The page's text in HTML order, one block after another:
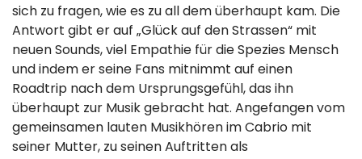
sich zu fragen, wie es zu all dem überhaupt kam. Die
Antwort gibt er auf „Glück auf den Strassen“ mit
neuen Sounds, viel Empathie für die Spezies Mensch
und indem er seine Fans mitnimmt auf einen
Roadtrip nach dem Ursprungsgefühl, das ihn
überhaupt zur Musik gebracht hat. Angefangen vom
gemeinsamen lauten Musikhören im Cabrio mit
seiner Mutter, zu seinen Auftritten als